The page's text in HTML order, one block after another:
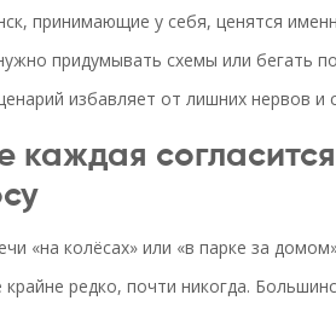
принимающие у себя, ценятся
придумывать схемы или бегать
избавляет от лишних нервов
каждая
«на колёсах» или «в парке за
крайне редко, почти никогда.